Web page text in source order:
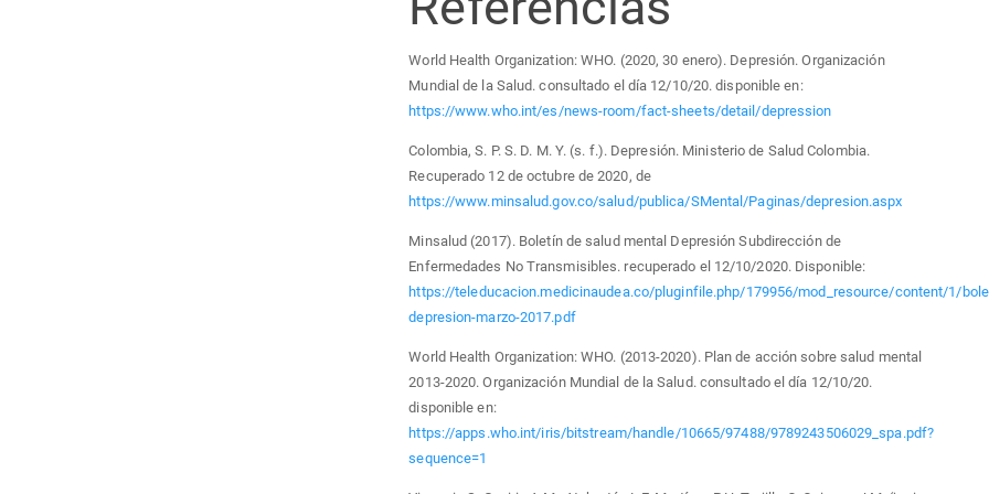
World Health Organization: WHO. (2020, 30 enero). Depresión. Organización
Mundial de la Salud. consultado el día 12/10/20. disponible en:
https://www.who.int/es/news-room/fact-sheets/detail/depression
Colombia, S. P. S. D. M. Y. (s. f.). Depresión. Ministerio de Salud Colombia.
Recuperado 12 de octubre de 2020, de
https://www.minsalud.gov.co/salud/publica/SMental/Paginas/depresion.aspx
Minsalud (2017). Boletín de salud mental Depresión Subdirección de
Enfermedades No Transmisibles. recuperado el 12/10/2020. Disponible:
https://teleducacion.medicinaudea.co/pluginfile.php/179956/mod_resource/content/1/
depresion-marzo-2017.pdf
World Health Organization: WHO. (2013-2020). Plan de acción sobre salud mental
2013-2020. Organización Mundial de la Salud. consultado el día 12/10/20.
disponible en:
https://apps.who.int/iris/bitstream/handle/10665/97488/9789243506029_spa.pdf?
sequence=1